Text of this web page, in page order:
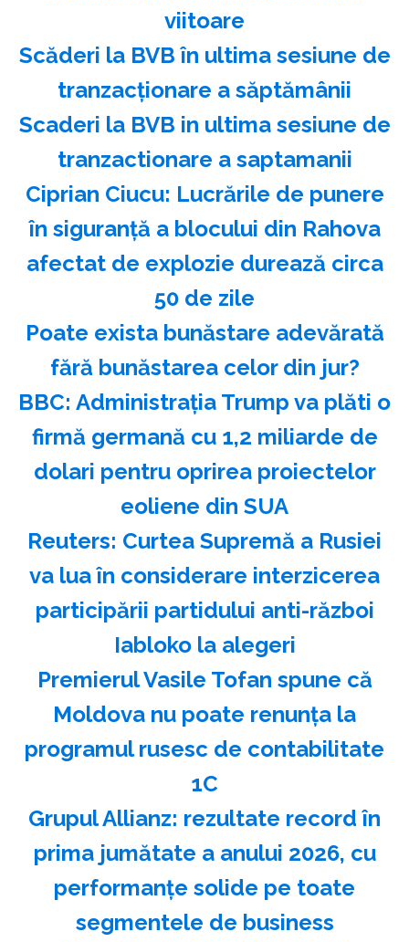
viitoare
Scăderi la BVB în ultima sesiune de
tranzacţionare a săptămânii
Scaderi la BVB in ultima sesiune de
tranzactionare a saptamanii
Ciprian Ciucu: Lucrările de punere
în siguranţă a blocului din Rahova
afectat de explozie durează circa
50 de zile
Poate exista bunăstare adevărată
fără bunăstarea celor din jur?
BBC: Administraţia Trump va plăti o
firmă germană cu 1,2 miliarde de
dolari pentru oprirea proiectelor
eoliene din SUA
Reuters: Curtea Supremă a Rusiei
va lua în considerare interzicerea
participării partidului anti-război
Iabloko la alegeri
Premierul Vasile Tofan spune că
Moldova nu poate renunţa la
programul rusesc de contabilitate
1C
Grupul Allianz: rezultate record în
prima jumătate a anului 2026, cu
performanțe solide pe toate
segmentele de business